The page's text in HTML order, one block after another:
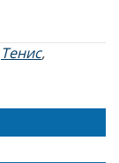
Тенис,